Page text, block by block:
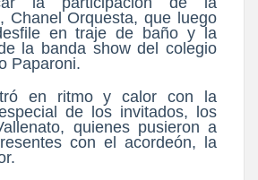
Chanel Orquesta, que luego
en traje de baño y la
la banda show del colegio
Paparoni.
en ritmo y calor con la
de los invitados, los
quienes pusieron a
con el acordeón, la